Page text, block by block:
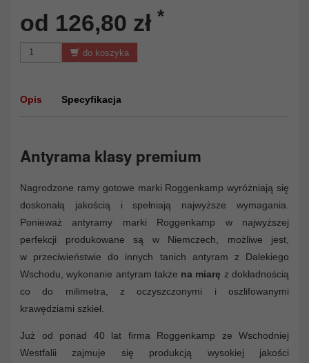
od 126,80 zł *
do koszyka
Opis Specyfikacja
Antyrama klasy premium
Nagrodzone ramy gotowe marki Roggenkamp wyróżniają się
doskonałą jakością i spełniają najwyższe wymagania.
Ponieważ antyramy marki Roggenkamp w najwyższej
perfekcji produkowane są w Niemczech, możliwe jest,
w przeciwieństwie do innych tanich antyram z Dalekiego
Wschodu, wykonanie antyram także na miarę z dokładnością
co do milimetra, z oczyszczonymi i oszlifowanymi
krawędziami szkieł.
Już od ponad 40 lat firma Roggenkamp ze Wschodniej
Westfalii zajmuje się produkcją wysokiej jakości